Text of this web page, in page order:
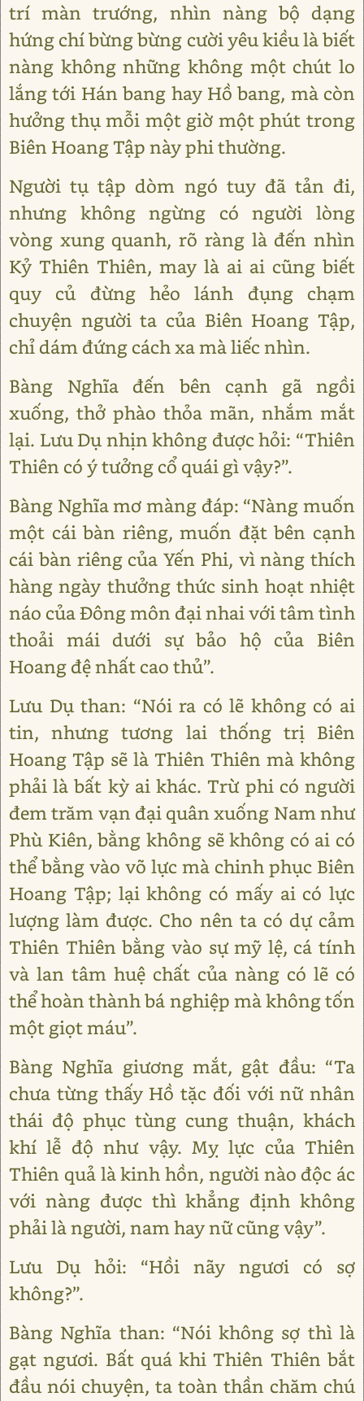
trí màn trướng, nhìn nàng bộ dạng
hứng chí bừng bừng cười yêu kiều là biết
nàng không những không một chút lo
lắng tới Hán bang hay Hồ bang, mà còn
hưởng thụ mỗi một giờ một phút trong
Biên Hoang Tập này phi thường.
Người tụ tập dòm ngó tuy đã tản đi,
nhưng không ngừng có người lòng
vòng xung quanh, rõ ràng là đến nhìn
Kỷ Thiên Thiên, may là ai ai cũng biết
quy củ đừng hẻo lánh đụng chạm
chuyện người ta của Biên Hoang Tập,
chỉ dám đứng cách xa mà liếc nhìn.
Bàng Nghĩa đến bên cạnh gã ngồi
xuống, thở phào thỏa mãn, nhắm mắt
lại. Lưu Dụ nhịn không được hỏi: “Thiên
Thiên có ý tưởng cổ quái gì vậy?”.
Bàng Nghĩa mơ màng đáp: “Nàng muốn
một cái bàn riêng, muốn đặt bên cạnh
cái bàn riêng của Yến Phi, vì nàng thích
hàng ngày thưởng thức sinh hoạt nhiệt
náo của Đông môn đại nhai với tâm tình
thoải mái dưới sự bảo hộ của Biên
Hoang đệ nhất cao thủ”.
Lưu Dụ than: “Nói ra có lẽ không có ai
tin, nhưng tương lai thống trị Biên
Hoang Tập sẽ là Thiên Thiên mà không
phải là bất kỳ ai khác. Trừ phi có người
đem trăm vạn đại quân xuống Nam như
Phù Kiên, bằng không sẽ không có ai có
thể bằng vào võ lực mà chinh phục Biên
Hoang Tập; lại không có mấy ai có lực
lượng làm được. Cho nên ta có dự cảm
Thiên Thiên bằng vào sự mỹ lệ, cá tính
và lan tâm huệ chất của nàng có lẽ có
thể hoàn thành bá nghiệp mà không tốn
một giọt máu”.
Bàng Nghĩa giương mắt, gật đầu: “Ta
chưa từng thấy Hồ tặc đối với nữ nhân
thái độ phục tùng cung thuận, khách
khí lễ độ như vậy. Mỵ lực của Thiên
Thiên quả là kinh hồn, người nào độc ác
với nàng được thì khẳng định không
phải là người, nam hay nữ cũng vậy”.
Lưu Dụ hỏi: “Hồi nãy ngươi có sợ
không?”.
Bàng Nghĩa than: “Nói không sợ thì là
gạt ngươi. Bất quá khi Thiên Thiên bắt
đầu nói chuyện, ta toàn thần chăm chú